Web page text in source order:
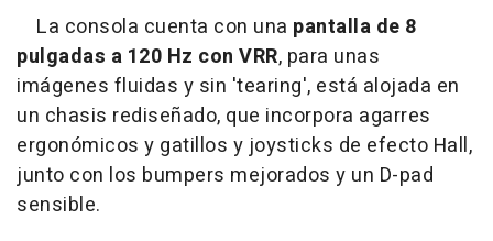
La consola cuenta con una pantalla de 8
pulgadas a 120 Hz con VRR, para unas
imágenes fluidas y sin 'tearing', está alojada en
un chasis rediseñado, que incorpora agarres
ergonómicos y gatillos y joysticks de efecto Hall,
junto con los bumpers mejorados y un D-pad
sensible.